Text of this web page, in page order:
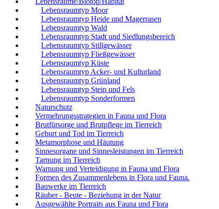
Lebensraumtyp Moor
Lebensraumtyp Heide und Magerrasen
Lebensraumtyp Wald
Lebensraumtyp Stadt und Siedlungsbereich
Lebensraumtyp Stillgewässer
Lebensraumtyp Fließgewässer
Lebensraumtyp Küste
Lebensraumtyp Acker- und Kulturland
Lebensraumtyp Grünland
Lebensraumtyp Stein und Fels
Lebensraumtyp Sonderformen
Naturschutz
Vermehrungsstrategien in Fauna und Flora
Brutfürsorge und Brutpflege im Tierreich
Geburt und Tod im Tierreich
Metamorphose und Häutung
Sinnesorgane und Sinnesleistungen im Tierreich
Tarnung im Tierreich
Warnung und Verteidigung in Fauna und Flora
Formen des Zusammenlebens in Flora und Fauna.
Bauwerke im Tierreich
Räuber - Beute - Beziehung in der Natur
Ausgewählte Portraits aus Fauna und Flora